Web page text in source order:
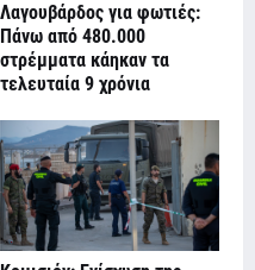
Λαγουβάρδος για φωτιές:
Πάνω από 480.000
στρέμματα κάηκαν τα
τελευταία 9 χρόνια